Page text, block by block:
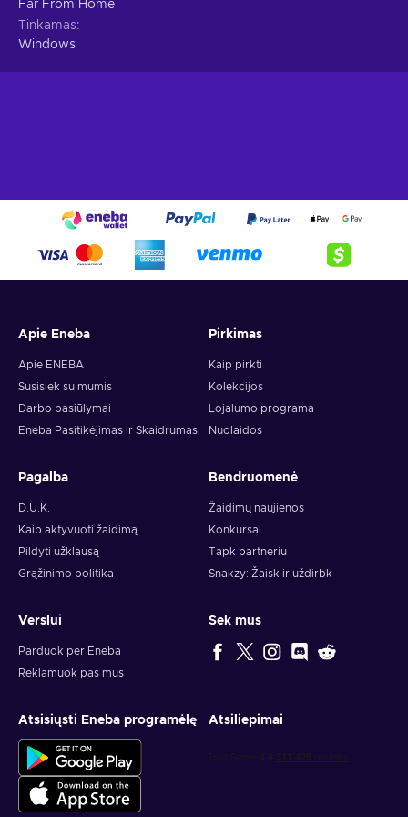
žema Forever Skies key kaina.
Far From Home
Tinkamas
Windows
Apie Eneba
Apie ENEBA
Susisiek su mumis
Darbo pasiūlymai
Eneba Pasitikėjimas ir Skaidrumas
Pirkimas
Kaip pirkti
Kolekcijos
Lojalumo programa
Nuolaidos
Pagalba
D.U.K.
Kaip aktyvuoti žaidimą
Pildyti užklausą
Grąžinimo politika
Bendruomenė
Žaidimų naujienos
Konkursai
Tapk partneriu
Snakzy: Žaisk ir uždirbk
Verslui
Parduok per Eneba
Reklamuok pas mus
Sek mus
Atsisiųsti Eneba programėlę Atsiliepimai